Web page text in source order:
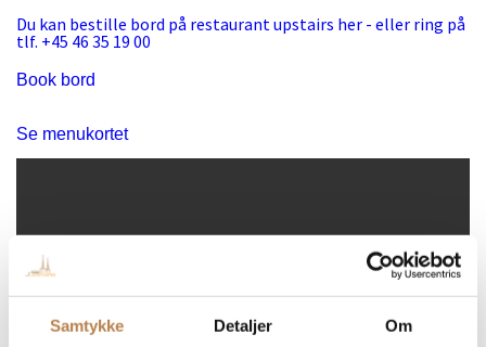
Samtykke Detaljer Om
Du kan bestille bord på restaurant upstairs her - eller ring på
tlf. +45 46 35 19 00
Book bord
Se menukortet